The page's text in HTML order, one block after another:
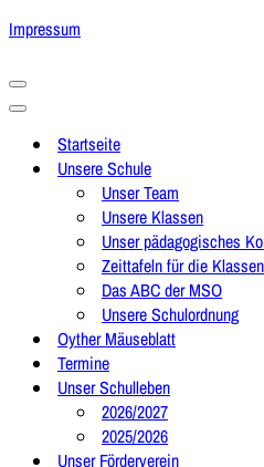
Impressum
Navigationsmenü
Navigationsmenü
Startseite
Unsere Schule
Unser Team
Unsere Klassen
Unser pädagogisches
Zeittafeln für die
Das ABC der MSO
Unsere Schulordnung
Oyther Mäuseblatt
Termine
Unser Schulleben
2026/2027
2025/2026
Unser Förderverein